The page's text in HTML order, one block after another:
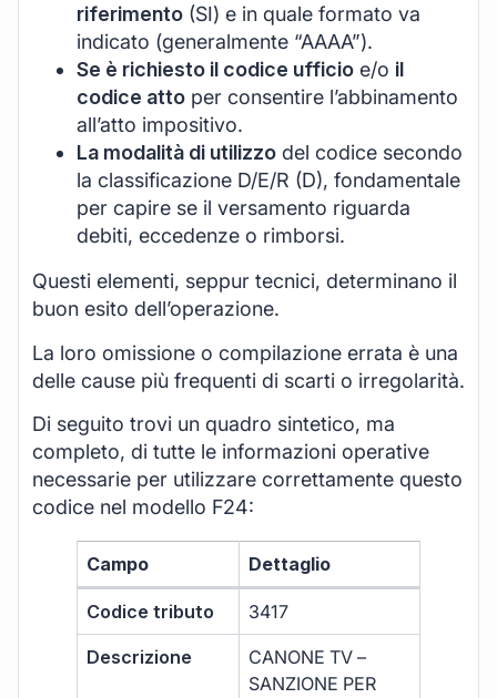
riferimento (SI) e in quale formato va
indicato (generalmente “AAAA”).
Se è richiesto il codice ufficio e/o il
codice atto per consentire l’abbinamento
all’atto impositivo.
La modalità di utilizzo del codice secondo
la classificazione D/E/R (D), fondamentale
per capire se il versamento riguarda
debiti, eccedenze o rimborsi.
Questi elementi, seppur tecnici, determinano il
buon esito dell’operazione.
La loro omissione o compilazione errata è una
delle cause più frequenti di scarti o irregolarità.
Di seguito trovi un quadro sintetico, ma
completo, di tutte le informazioni operative
necessarie per utilizzare correttamente questo
codice nel modello F24:
Campo Dettaglio
Codice tributo 3417
Descrizione
CANONE TV –
SANZIONE PER